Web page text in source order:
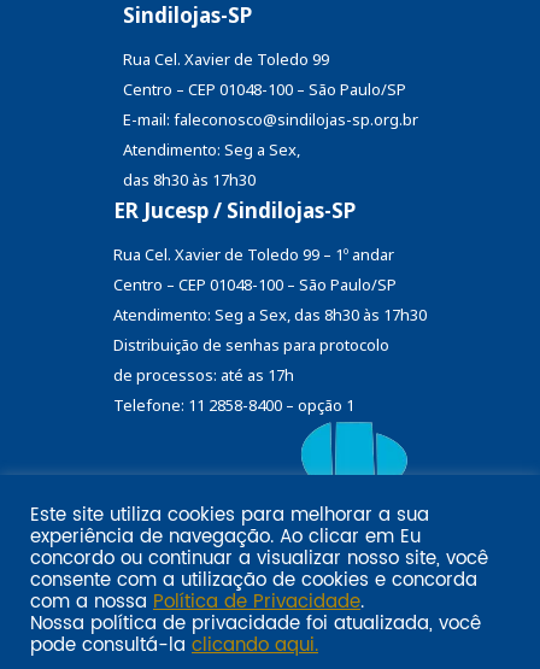
Sindilojas-SP
Rua Cel. Xavier de Toledo 99
Centro – CEP 01048-100 – São Paulo/SP
E-mail: faleconosco@sindilojas-sp.org.br
Atendimento: Seg a Sex,
das 8h30 às 17h30
ER Jucesp / Sindilojas-SP
Rua Cel. Xavier de Toledo 99 – 1º andar
Centro – CEP 01048-100 – São Paulo/SP
Atendimento: Seg a Sex, das 8h30 às 17h30
Distribuição de senhas para protocolo
de processos: até as 17h
Telefone: 11 2858-8400 – opção 1
Email marketing por:
Pol�tica de privacidade SINDILOJAS-SPAcesse aqui
Este site utiliza cookies para melhorar a sua
experiência de navegação. Ao clicar em Eu
concordo ou continuar a visualizar nosso site, você
consente com a utilização de cookies e concorda
com a nossa Política de Privacidade.
Nossa política de privacidade foi atualizada, você
pode consultá-la clicando aqui.